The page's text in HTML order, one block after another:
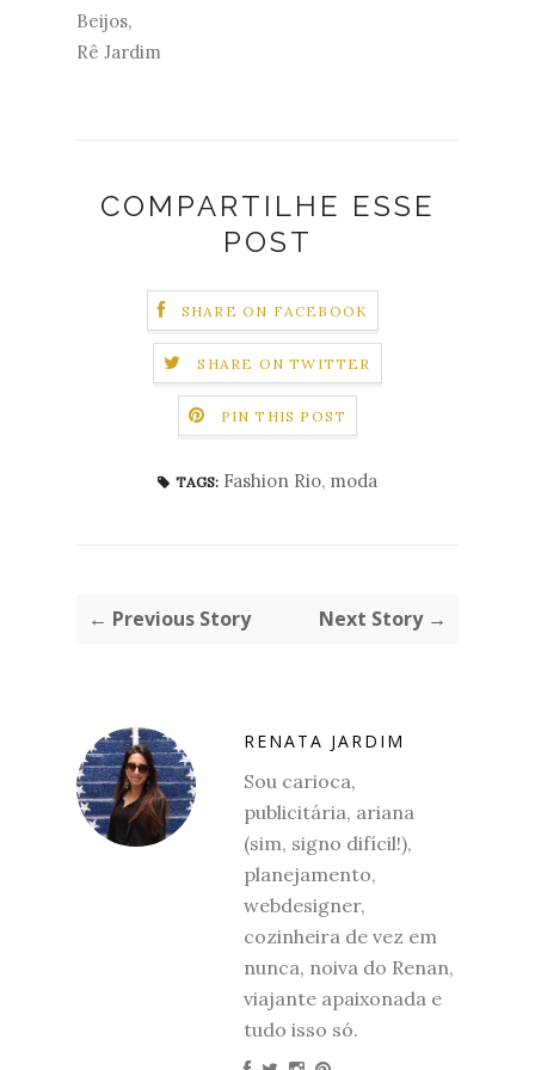
Beijos,
Rê Jardim
COMPARTILHE ESSE
POST
SHARE ON FACEBOOK
SHARE ON TWITTER
PIN THIS POST
TAGS: Fashion Rio, moda
← Previous Story Next Story →
RENATA JARDIM
Sou carioca,
publicitária, ariana
(sim, signo difícil!),
planejamento,
webdesigner,
cozinheira de vez em
nunca, noiva do Renan,
viajante apaixonada e
tudo isso só.